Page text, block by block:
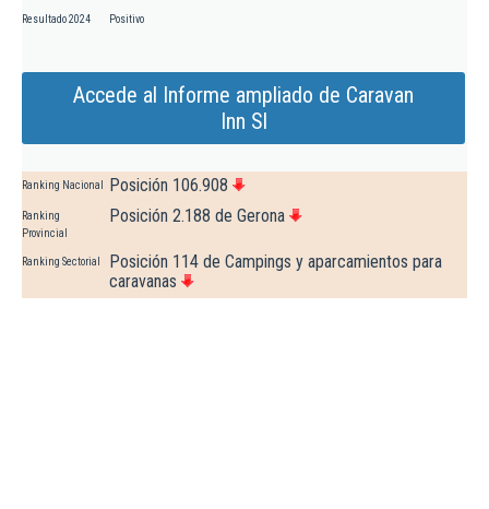
Resultado 2024 Positivo
Accede al Informe ampliado de Caravan
Inn Sl
Ranking Nacional Posición 106.908
Ranking
Provincial
Posición 2.188 de Gerona
Ranking Sectorial
Posición 114 de Campings y aparcamientos para
caravanas